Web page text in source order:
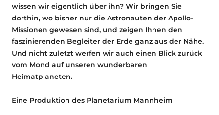
wissen wir eigentlich über ihn? Wir bringen Sie
dorthin, wo bisher nur die Astronauten der Apollo-
Missionen gewesen sind, und zeigen Ihnen den
faszinierenden Begleiter der Erde ganz aus der Nähe.
Und nicht zuletzt werfen wir auch einen Blick zurück
vom Mond auf unseren wunderbaren
Heimatplaneten.
Eine Produktion des Planetarium Mannheim